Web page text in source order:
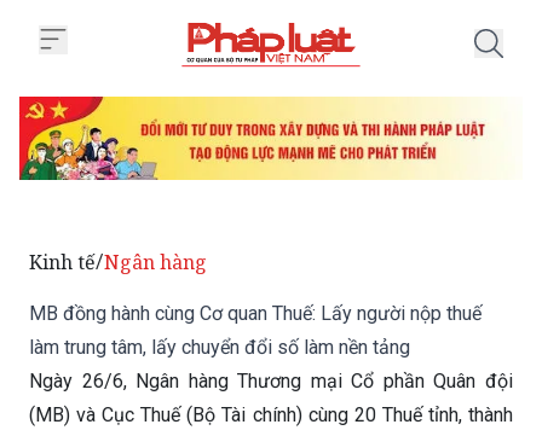
Kinh tế/Ngân hàng
MB đồng hành cùng Cơ quan Thuế: Lấy người nộp thuế
làm trung tâm, lấy chuyển đổi số làm nền tảng
Ngày 26/6, Ngân hàng Thương mại Cổ phần Quân đội
(MB) và Cục Thuế (Bộ Tài chính) cùng 20 Thuế tỉnh, thành